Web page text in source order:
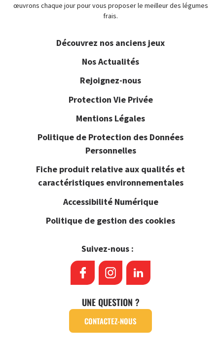
œuvrons chaque jour pour vous proposer le meilleur des légumes
frais.
Découvrez nos anciens jeux
Nos Actualités
Rejoignez-nous
Protection Vie Privée
Mentions Légales
Politique de Protection des Données
Personnelles
Fiche produit relative aux qualités et
caractéristiques environnementales
Accessibilité Numérique
Politique de gestion des cookies
Suivez-nous :
UNE QUESTION ?
CONTACTEZ-NOUS